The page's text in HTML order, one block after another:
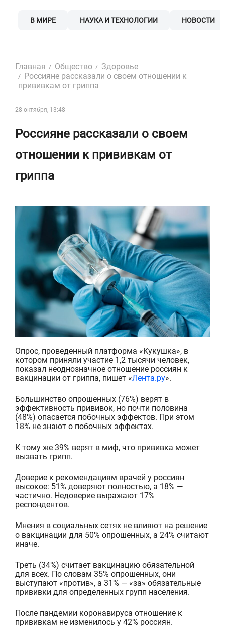
В МИРЕ НАУКА И ТЕХНОЛОГИИ НОВОСТИ
Главная Общество
Здоровье
Россияне рассказали о своем отношении к
прививкам от гриппа
28 октября, 13:48
Россияне рассказали о своем
отношении к прививкам от
гриппа
Опрос, проведенный платформа «Кукушка», в
котором приняли участие 1,2 тысячи человек,
показал неоднозначное отношение россиян к
вакцинации от гриппа, пишет «Лента.ру».
Большинство опрошенных (76%) верят в
эффективность прививок, но почти половина
(48%) опасается побочных эффектов. При этом
18% не знают о побочных эффектах.
К тому же 39% верят в миф, что прививка может
вызвать грипп.
Доверие к рекомендациям врачей у россиян
высокое: 51% доверяют полностью, а 18% —
частично. Недоверие выражают 17%
респондентов.
Мнения в социальных сетях не влияют на решение
о вакцинации для 50% опрошенных, а 24% считают
иначе.
Треть (34%) считает вакцинацию обязательной
для всех. По словам 35% опрошенных, они
выступают «против», а 31% — «за» обязательные
прививки для определенных групп населения.
После пандемии коронавируса отношение к
прививкам не изменилось у 42% россиян.